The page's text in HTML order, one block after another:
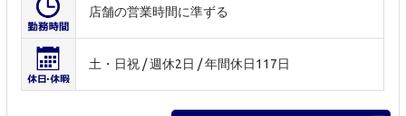
店舗の営業時間に準ずる
土・日祝 / 週休2日 / 年間休日117日